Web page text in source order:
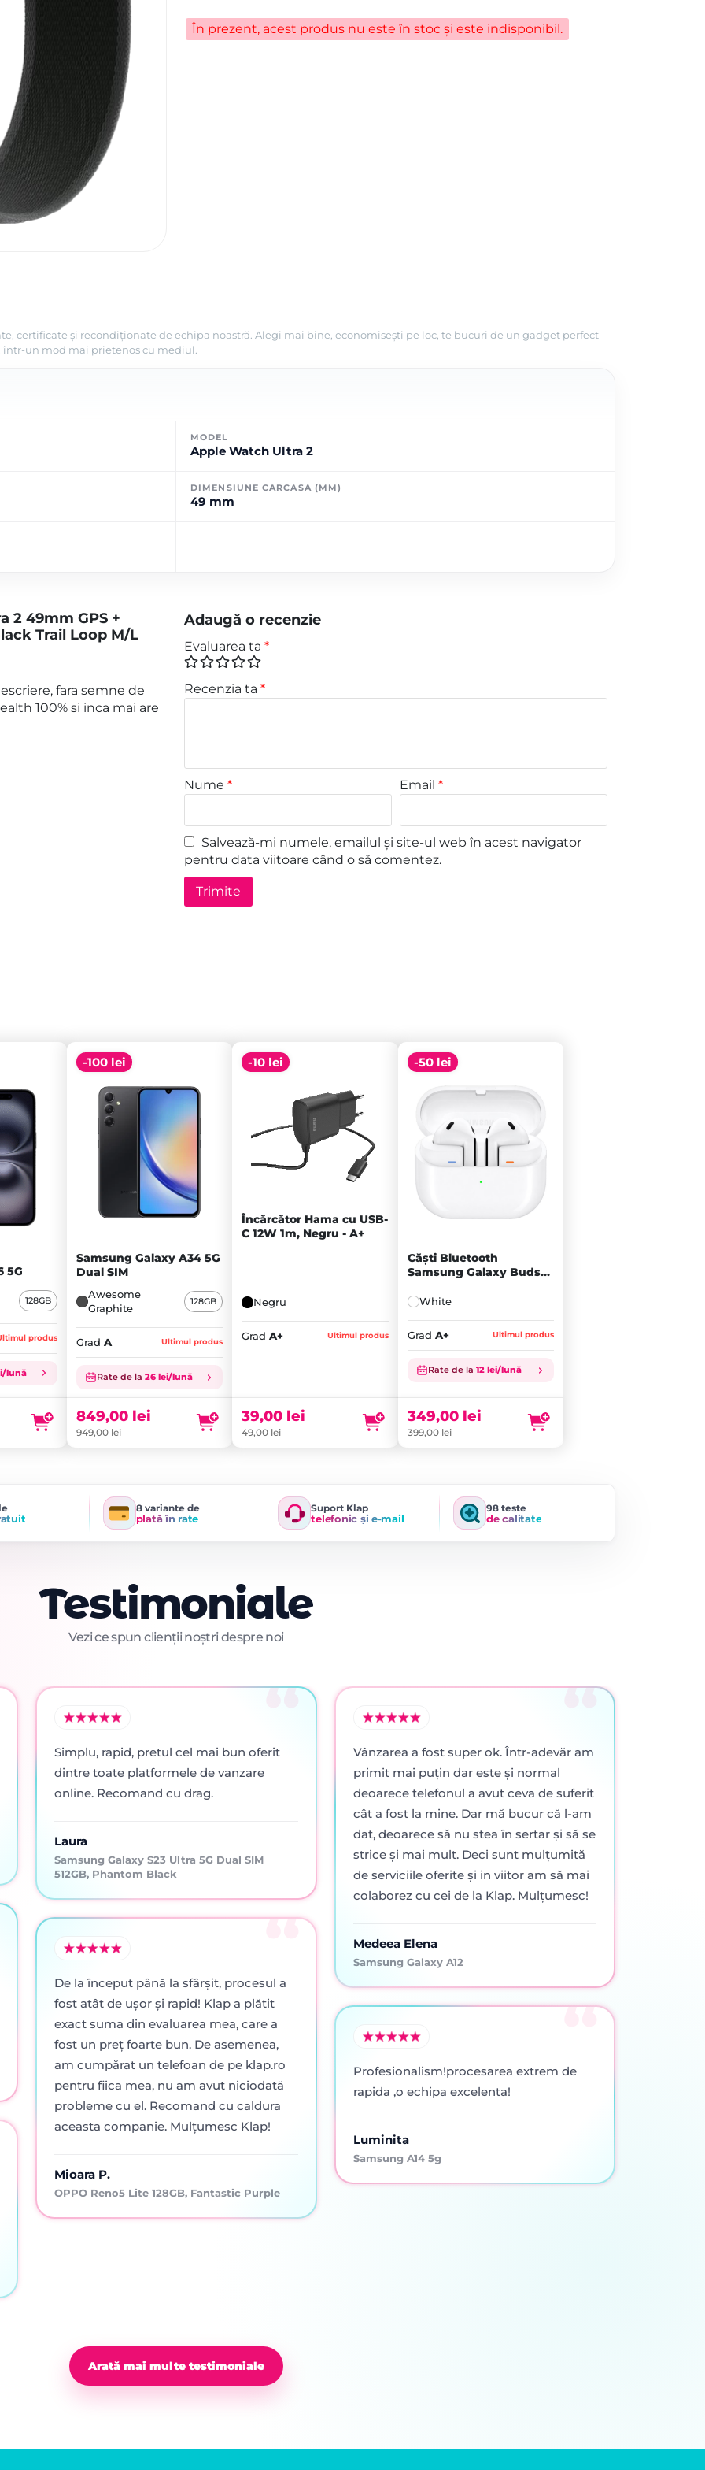
În prezent, acest produs nu este în stoc și este indisponibil.
certificate și recondiționate de echipa noastră. Alegi mai bine, economisești pe loc, te bucuri de un gadget perfect
un mod mai prietenos cu mediul.
MODEL
Apple Watch Ultra 2
DIMENSIUNE CARCASA (MM)
49 mm
2 49mm GPS +
Trail Loop M/L
fara semne de
100% si inca mai are
Adaugă o recenzie
Evaluarea ta *
Recenzia ta *
Nume * Email*
Salvează-mi numele, emailul și site-ul web în acest navigator
pentru data viitoare când o să comentez.
5G
128GB
produs
lună
-100 lei
Samsung Galaxy A34 5G
Dual SIM
Awesome
Graphite
128GB
Grad A Ultimul produs
Rate de la 26 lei/lună
949,00lei
Prețul
inițial
fost:
949,00 lei.
849,00 lei
Prețul
este:
849,00 lei.
-10 lei
Încărcător Hama cu USB-
C 12W 1m, Negru - A+
Negru
Grad A+ Ultimul produs
49,00lei
fost:
49,00 lei.
39,00 lei
este:
39,00 lei.
-50 lei
Căști Bluetooth
Samsung Galaxy Buds3,
White
Grad A+ Ultimul produs
Rate de la 12 lei/lună
399,00lei
inițial
fost:
399,00 lei.
349,00 lei
Prețul
este:
349,00 lei.
8 variante de
plată în rate
Suport Klap
telefonic și e-mail
98 teste
de calitate
Testimoniale
Vezi ce spun clienții noștri despre noi
Simplu, rapid, pretul cel mai bun oferit
dintre toate platformele de vanzare
online. Recomand cu drag.
Laura
Samsung Galaxy S23 Ultra 5G Dual SIM
512GB, Phantom Black
De la început până la sfârșit, procesul a
fost atât de ușor și rapid! Klap a plătit
exact suma din evaluarea mea, care a
fost un preț foarte bun. De asemenea,
am cumpărat un telefoan de pe klap.ro
pentru fiica mea, nu am avut niciodată
probleme cu el. Recomand cu caldura
aceasta companie. Mulțumesc Klap!
Mioara P.
OPPO Reno5 Lite 128GB, Fantastic Purple
Vânzarea a fost super ok. Într-adevăr am
primit mai puţin dar este şi normal
deoarece telefonul a avut ceva de suferit
cât a fost la mine. Dar mă bucur că l-am
dat, deoarece să nu stea în sertar şi să se
strice şi mai mult. Deci sunt mulţumită
de serviciile oferite şi in viitor am să mai
colaborez cu cei de la Klap. Mulţumesc!
Medeea Elena
Samsung Galaxy A12
Profesionalism!procesarea extrem de
rapida ,o echipa excelenta!
Luminita
Samsung A14 5g
Arată mai multe testimoniale